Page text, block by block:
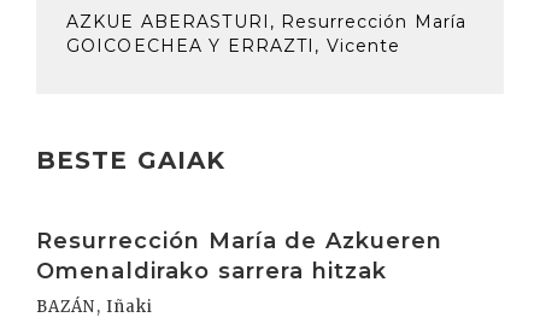
AZKUE ABERASTURI, Resurrección María
GOICOECHEA Y ERRAZTI, Vicente
BESTE GAIAK
Resurrección María de Azkueren
Omenaldirako sarrera hitzak
BAZÁN, Iñaki